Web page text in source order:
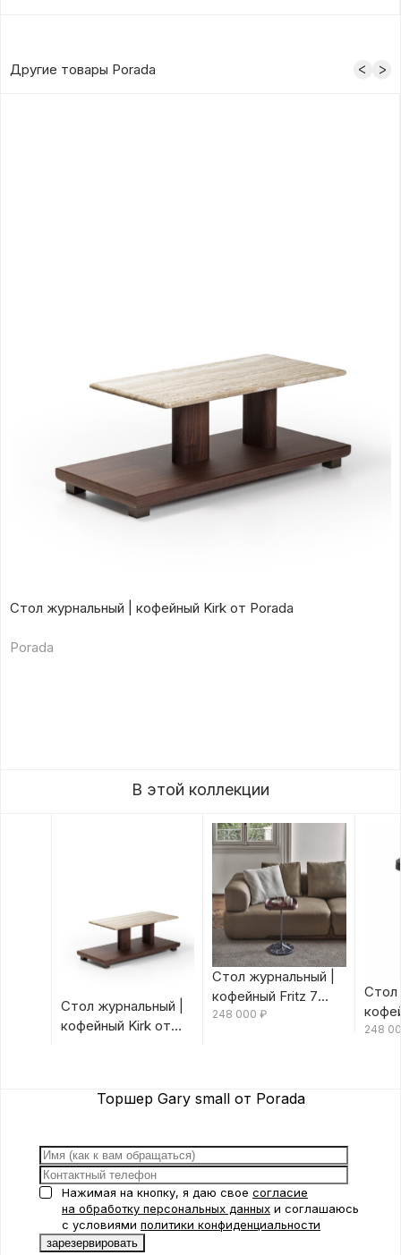
Другие товары Porada
Стол журнальный | кофейный Kirk от Porada
Porada
В этой коллекции
Стол журнальный |
кофейный Kirk от
Стол журнальный |
кофейный Fritz 7
Canaletta/Rosso
248 000 ₽
Стол
248
Торшер Gary small от Porada
Нажимая на кнопку, я даю свое согласие
на обработку персональных данных и соглашаюсь
с условиями политики конфиденциальности